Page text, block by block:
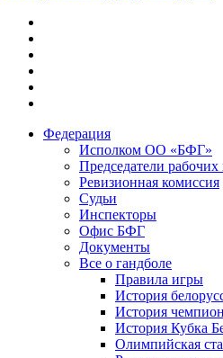
Федерация
Исполком ОО «БФГ»
Председатели
Ревизионная комиссия
Судьи
Инспекторы
Офис БФГ
Документы
Все о гандболе
Правила игры
История
История
История Кубка
Олимпийская